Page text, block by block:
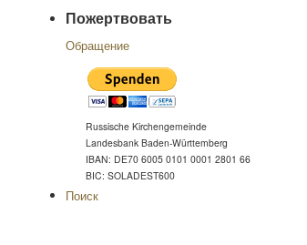
Пожертвовать
Обращение
Russische Kirchengemeinde
Landesbank Baden-Württemberg
IBAN: DE70 6005 0101 0001 2801 66
BIC: SOLADEST600
Поиск